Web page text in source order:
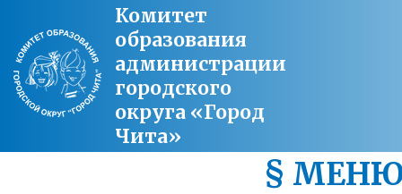
Комитет
образования
администрации
городского
округа «Город
Чита»
§